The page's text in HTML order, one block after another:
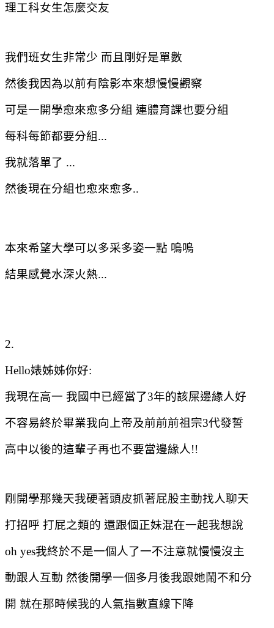
理工科女生怎麼交友
我們班女生非常少 而且剛好是單數
然後我因為以前有陰影本來想慢慢觀察
可是一開學愈來愈多分組 連體育課也要分組
每科每節都要分組...
我就落單了 ...
然後現在分組也愈來愈多..
本來希望大學可以多采多姿一點 嗚嗚
結果感覺水深火熱...
2.
Hello婊姊姊你好:
我現在高一 我國中已經當了3年的該屎邊緣人好
不容易終於畢業我向上帝及前前前祖宗3代發誓
高中以後的這輩子再也不要當邊緣人!!
剛開學那幾天我硬著頭皮抓著屁股主動找人聊天
打招呼 打屁之類的 還跟個正妹混在一起我想說
oh yes我終於不是一個人了一不注意就慢慢沒主
動跟人互動 然後開學一個多月後我跟她鬧不和分
開 就在那時候我的人氣指數直線下降